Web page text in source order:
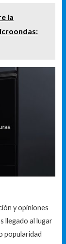
la
y opiniones
llegado al lugar
popularidad